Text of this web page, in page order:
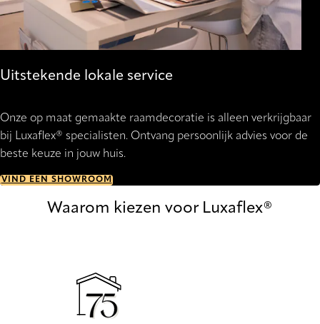
Uitstekende lokale service
Onze op maat gemaakte raamdecoratie is alleen verkrijgbaar
bij Luxaflex® specialisten. Ontvang persoonlijk advies voor de
beste keuze in jouw huis.
VIND EEN SHOWROOM
Waarom kiezen voor Luxaflex®